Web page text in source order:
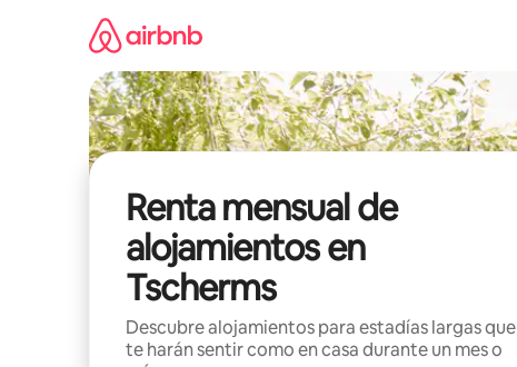
Renta mensual de
alojamientos en
Tscherms
Descubre alojamientos para estadías largas que
te harán sentir como en casa durante un mes o